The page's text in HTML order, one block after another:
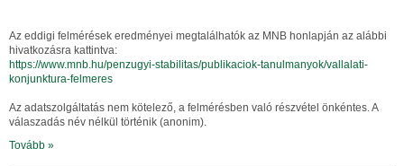
Az eddigi felmérések eredményei megtalálhatók az MNB honlapján az alábbi
hivatkozásra kattintva:
https://www.mnb.hu/penzugyi-stabilitas/publikaciok-tanulmanyok/vallalati-
konjunktura-felmeres
Az adatszolgáltatás nem kötelező, a felmérésben való részvétel önkéntes. A
válaszadás név nélkül történik (anonim).
Tovább »